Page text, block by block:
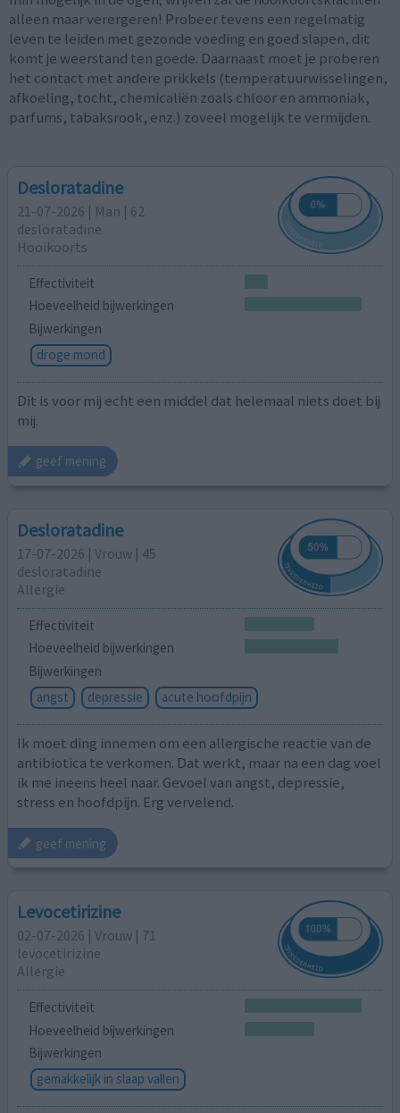
alleen maar verergeren! Probeer tevens een regelmatig
leven te leiden met gezonde voeding en goed slapen, dit
komt je weerstand ten goede. Daarnaast moet je proberen
het contact met andere prikkels (temperatuurwisselingen,
afkoeling, tocht, chemicaliën zoals chloor en ammoniak,
parfums, tabaksrook, enz.) zoveel mogelijk te vermijden.
Desloratadine
21-07-2026 | Man | 62
desloratadine
Hooikoorts
Effectiviteit
Hoeveelheid bijwerkingen
Bijwerkingen
droge mond
Dit is voor mij echt een middel dat helemaal niets doet bij
mij.
geef mening
Desloratadine
17-07-2026 | Vrouw | 45
desloratadine
Allergie
Effectiviteit
Hoeveelheid bijwerkingen
Bijwerkingen
angst
depressie acute hoofdpijn
Ik moet ding innemen om een allergische reactie van de
antibiotica te verkomen. Dat werkt, maar na een dag voel
ik me ineens heel naar. Gevoel van angst, depressie,
stress en hoofdpijn. Erg vervelend.
geef mening
Levocetirizine
02-07-2026 | Vrouw | 71
levocetirizine
Allergie
Effectiviteit
Hoeveelheid bijwerkingen
Bijwerkingen
gemakkelijk in slaap vallen